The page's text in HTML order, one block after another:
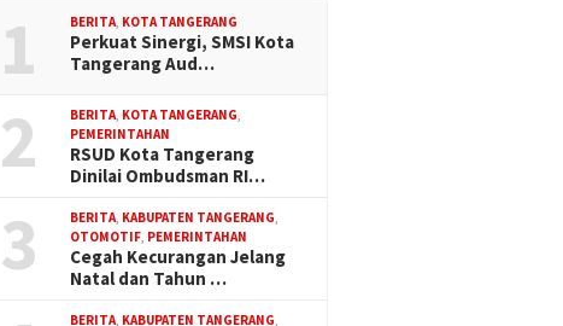
1 BERITA KOTA TANGERANG
Perkuat Sinergi, SMSI Kota
Tangerang Aud…
2 BERITA KOTA TANGERANG
PEMERINTAHAN
RSUD Kota Tangerang
Dinilai Ombudsman RI…
3 BERITA KABUPATEN TANGERANG
OTOMOTIF PEMERINTAHAN
Cegah Kecurangan Jelang
Natal dan Tahun …
BERITA KABUPATEN TANGERANG